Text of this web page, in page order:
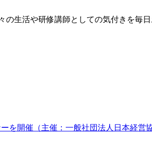
の生活や研修講師としての気付きを毎
を開催（主催：一般社団法人日本経営